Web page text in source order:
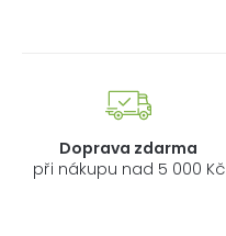
Doprava zdarma
při nákupu nad 5 000 Kč